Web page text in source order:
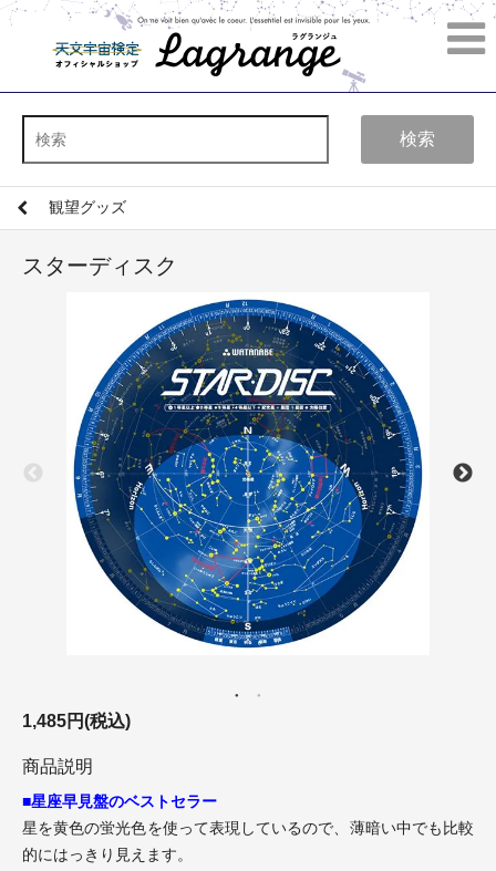
検索
観望グッズ
スターディスク
1,485円(税込)
商品説明
■星座早見盤のベストセラー
星を黄色の蛍光色を使って表現しているので、薄暗い中でも比較
的にはっきり見えます。